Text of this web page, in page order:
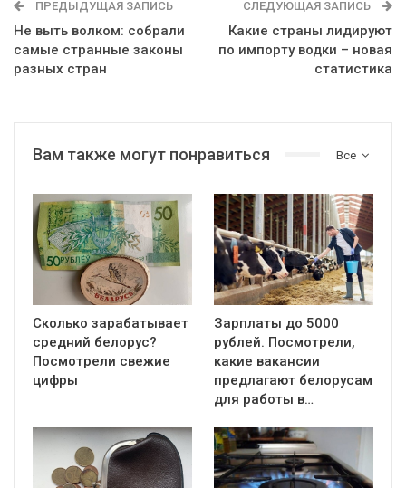
ПРЕДЫДУЩАЯ ЗАПИСЬ
Не выть волком: собрали
самые странные законы
разных стран
СЛЕДУЮЩАЯ ЗАПИСЬ
Какие страны лидируют
по импорту водки – новая
статистика
Все
Вам также могут понравиться
Сколько зарабатывает
средний белорус?
Посмотрели свежие
цифры
Зарплаты до 5000
рублей. Посмотрели,
какие вакансии
предлагают белорусам
для работы в…